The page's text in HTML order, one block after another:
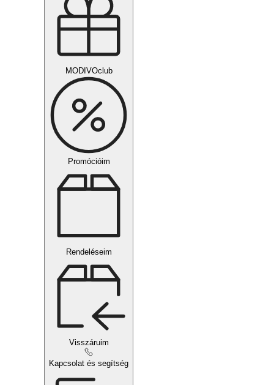
MODIVOclub
Promócióim
Rendeléseim
Visszáruim
Kapcsolat és segítség